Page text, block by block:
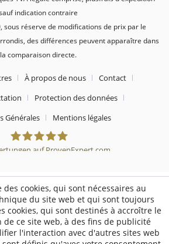
indication contraire
réserve de modifications de prix par le
des différences peuvent apparaître dans
la comparaison directe.
À propos de nous
Contact
Protection des données
Générales
Mentions légales
auf ProvenExpert.com
cookies, qui sont nécessaires au
du site web et qui sont toujours
cookies, qui sont destinés à accroître le
ce site web, à des fins de publicité
l'interaction avec d'autres sites web